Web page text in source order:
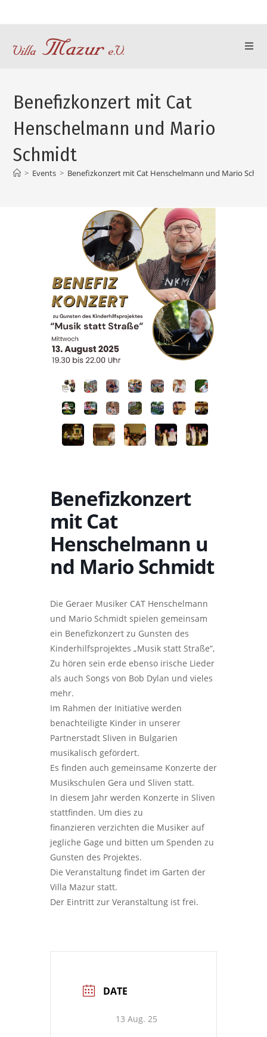
Benefizkonzert mit Cat
Henschelmann und Mario
Schmidt
> Events > Benefizkonzert mit Cat Henschelmann und Mario
Benefizkonzert
mit Cat
Henschelmann u
nd Mario Schmidt
Die Geraer Musiker CAT Henschelmann
und Mario Schmidt spielen gemeinsam
ein Benefizkonzert zu Gunsten des
Kinderhilfsprojektes „Musik statt Straße“,
Zu hören sein erde ebenso irische Lieder
als auch Songs von Bob Dylan und vieles
mehr.
Im Rahmen der Initiative werden
benachteiligte Kinder in unserer
Partnerstadt Sliven in Bulgarien
musikalisch gefördert.
Es finden auch gemeinsame Konzerte der
Musikschulen Gera und Sliven statt.
In diesem Jahr werden Konzerte in Sliven
stattfinden. Um dies zu
finanzieren verzichten die Musiker auf
jegliche Gage und bitten um Spenden zu
Gunsten des Projektes.
Die Veranstaltung findet im Garten der
Villa Mazur statt.
Der Eintritt zur Veranstaltung ist frei.
DATE
13 Aug. 25